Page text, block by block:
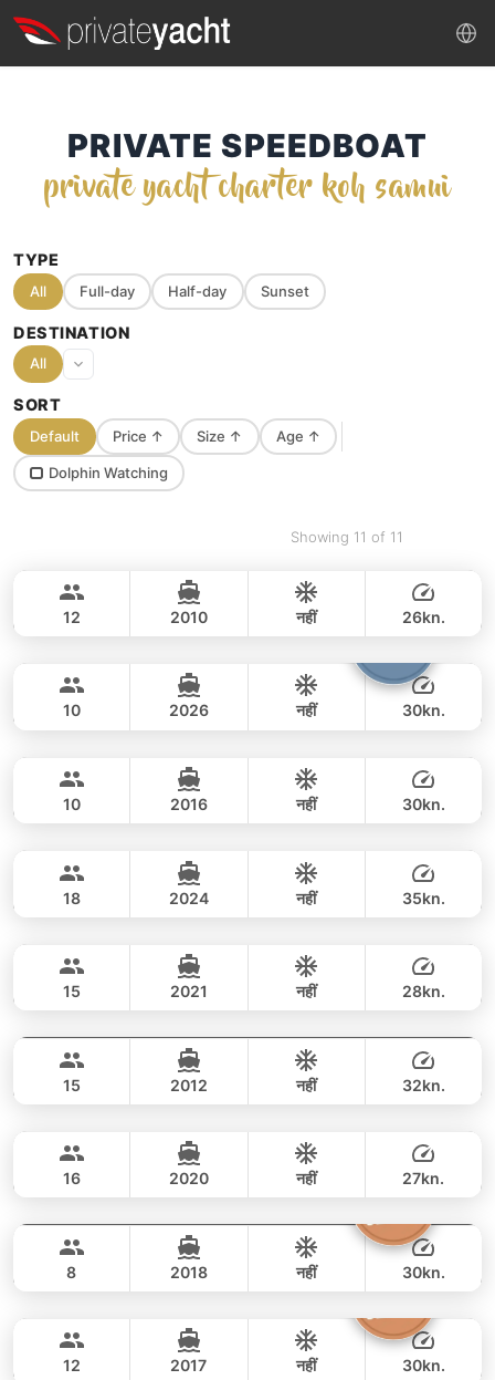
PRIVATE SPEEDBOAT
private yacht charter koh samui
TYPE
All Full-day Half-day Sunset
DESTINATION
All
SORT
Default Price ↑ Size ↑ Age ↑
Dolphin Watching
Showing 11 of 11
CUSTOM BUILD 35FT
56,000 THB
50,600 THB
12 2010 नहीं 26kn.
CUSTOM BUILD 42FT
70,600 THB
10 2026 नहीं 30kn.
CUSTOM BUILD 45FT
81,200 THB
10 2016 नहीं 30kn.
SEAT BOAT 39FT
44,700 THB
18 2024 नहीं 35kn.
CUSTOM BUILD 38FT
65,000 THB
56,500 THB
15 2021 नहीं 28kn.
GULF CRAFT DUBAI 36FT
15 2012 नहीं 32kn.
CUSTOM BUILD 40FT
44,000 THB
38,800 THB
16 2020 नहीं 27kn.
SEAT BOAT 38FT
54,000 THB
49,400 THB
8 2018 नहीं 30kn.
CUSTOM BUILD 38FT
12 2017 नहीं 30kn.